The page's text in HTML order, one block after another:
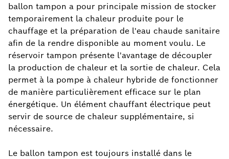
ballon tampon a pour principale mission de stocker
temporairement la chaleur produite pour le
chauffage et la préparation de l'eau chaude sanitaire
afin de la rendre disponible au moment voulu. Le
réservoir tampon présente l'avantage de découpler
la production de chaleur et la sortie de chaleur. Cela
permet à la pompe à chaleur hybride de fonctionner
de manière particulièrement efficace sur le plan
énergétique. Un élément chauffant électrique peut
servir de source de chaleur supplémentaire, si
nécessaire.
Le ballon tampon est toujours installé dans le